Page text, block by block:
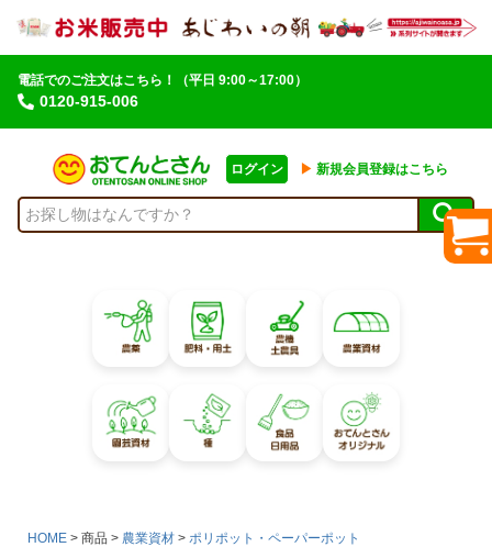
電話でのご注文はこちら！
0120-915-006
（平日 9:00～17:00）
ログイン ▶︎ 新規会員登録はこちら
HOME 商品 農業資材
ポリポット・ペーパーポット